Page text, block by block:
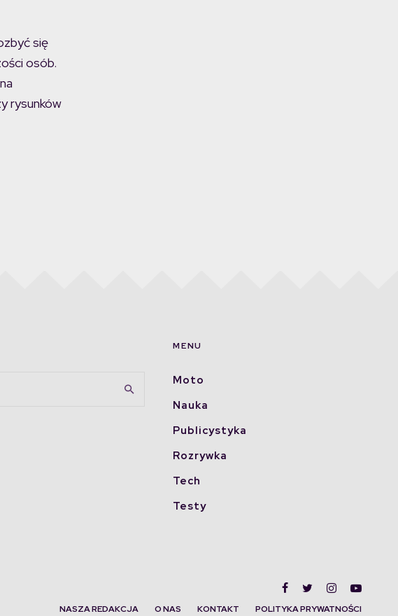
się
osób.
rysunków
MENU
Moto
Nauka
Publicystyka
Rozrywka
Tech
Testy
NASZA REDAKCJA O NAS KONTAKT POLITYKA PRYWATNOŚCI